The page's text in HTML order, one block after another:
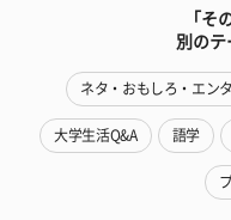
「そ
別のテ
ネタ・おもしろ・エン
大学生活Q&A 語学